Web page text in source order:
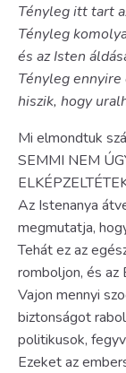
Tényleg itt tart
Tényleg
és az Isten
Tényleg
hiszik, hogy
Mi elmondtuk
SEMMI NEM
Az Istenanya
megmutatja,
Tehát ez az
romboljon, és
Vajon mennyi
biztonságot
politikusok,
Ezeket az